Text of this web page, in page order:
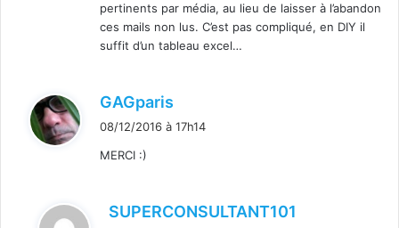
pertinents par média, au lieu de laisser à l’abandon
ces mails non lus. C’est pas compliqué, en DIY il
suffit d’un tableau excel…
GAGparis
08/12/2016 à 17h14
MERCI :)
SUPERCONSULTANT101